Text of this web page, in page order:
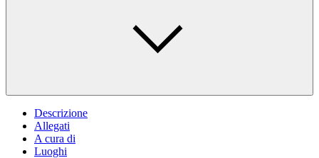
Descrizione
Allegati
A cura di
Luoghi